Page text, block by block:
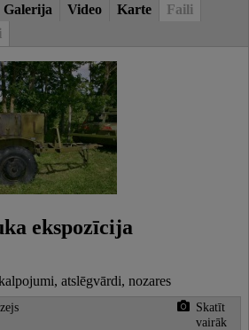
Galerija Video Karte
Faili
ekspozīcija
atslēgvārdi, nozares
Skatīt
vairāk